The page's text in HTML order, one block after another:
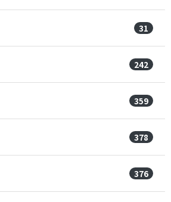
31
242
359
378
376